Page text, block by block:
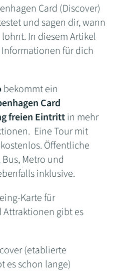
Card (Discover)
und sagen dir, wann
In diesem Artikel
für dich
bekommt ein
Card
freien Eintrittin mehr
Eine Tour mit
Öffentliche
Metro und
inklusive.
Karte für
gibt es
(etablierte
es schon lange)